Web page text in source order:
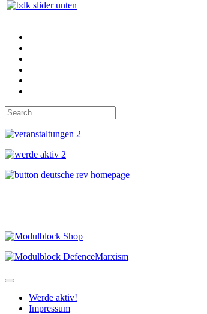
Werde aktiv!
Impressum